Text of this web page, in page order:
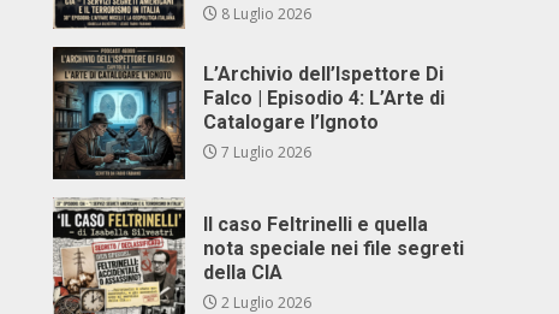
8 Luglio 2026
L’Archivio dell’Ispettore Di
Falco | Episodio 4: L’Arte di
Catalogare l’Ignoto
7 Luglio 2026
Il caso Feltrinelli e quella
nota speciale nei file segreti
della CIA
2 Luglio 2026